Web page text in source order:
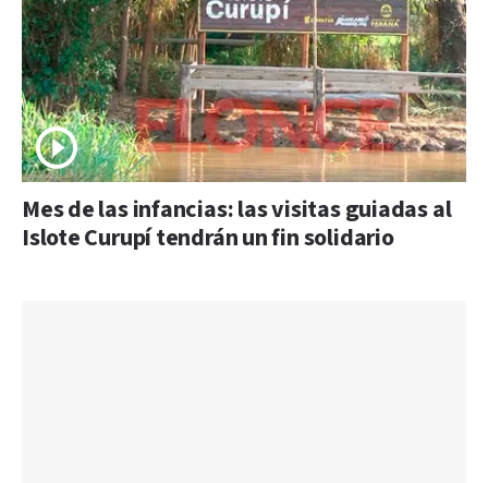
Mes de las infancias: las visitas guiadas al
Islote Curupí tendrán un fin solidario